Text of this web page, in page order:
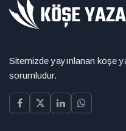
Sitemizde yayınlanan köşe
sorumludur.